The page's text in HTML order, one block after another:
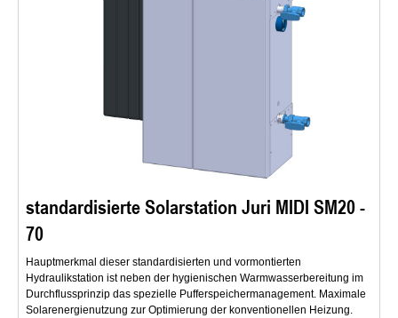
standardisierte Solarstation Juri MIDI SM20 -
70
Hauptmerkmal dieser standardisierten und vormontierten
Hydraulikstation ist neben der hygienischen Warmwasserbereitung im
Durchflussprinzip das spezielle Pufferspeichermanagement. Maximale
Solarenergienutzung zur Optimierung der konventionellen Heizung.